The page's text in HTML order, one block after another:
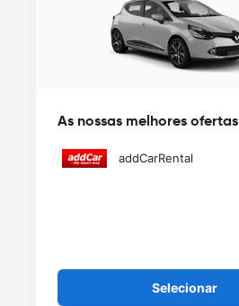
As nossas melhores ofertas
addCarRental
Selecionar